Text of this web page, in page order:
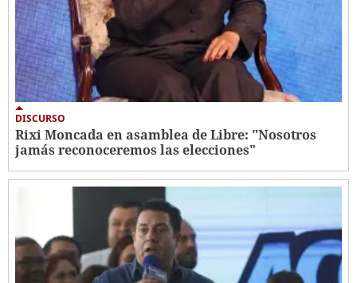
DISCURSO
Rixi Moncada en asamblea de Libre: "Nosotros
jamás reconoceremos las elecciones"